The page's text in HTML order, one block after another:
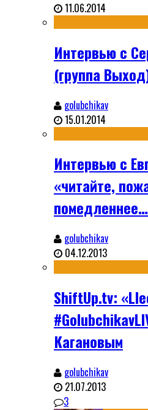
11.06.2014
Интервью с
(группа
golubchikav
15.01.2014
Интервью с
«читайте,
golubchikav
04.12.2013
ShiftUp.tv:
Кагановым
golubchikav
21.07.2013
3